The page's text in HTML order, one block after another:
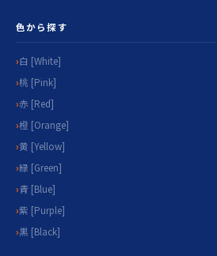
色から探す
白 [White]
桃 [Pink]
赤 [Red]
橙 [Orange]
黄 [Yellow]
緑 [Green]
青 [Blue]
紫 [Purple]
黒 [Black]